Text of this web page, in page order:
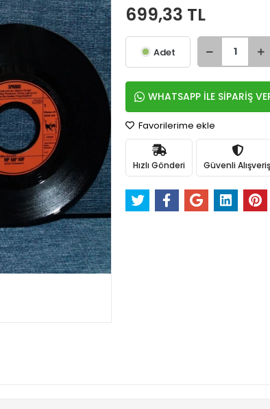
699,33 TL
Adet
WHATSAPP İLE SİPARİŞ
Favorilerime ekle
Hızlı Gönderi Güvenli Alışveriş